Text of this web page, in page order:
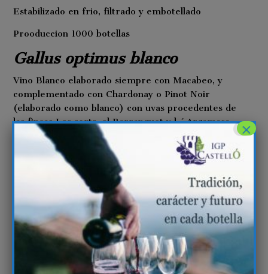
Estabilizado en frio, filtrado y embotellado
Prooduccion 1000 botellas
Gallus optimus blanco
Vino Blanco elaborado siempre con Macabeo, y
complementado con Chardonay o Pinot Noir
(elaborado como blanco) con uvas procedentes de
las fincas Les sorts, el Barranquet y l ´Argamasa.
Elaborado mediante prensado directo de la uva en
prensa neumática. Desfangado en frio, fermentado
en depósitos de acero inoxidable a temperatura
controlada. Estabilizado en frio, filtrado y
embotellado.
Producción 3000 – 5000 botellas
La Bodega
La vid es una planta capaz de adaptarse a una gran
×